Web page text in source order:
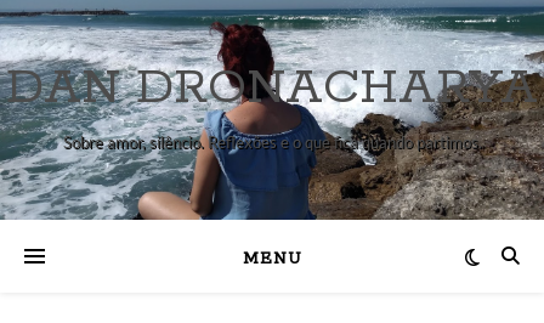
DAN DRONACHARYA
Sobre amor, silêncio. Reflexões e o que fica quando partimos.
MENU